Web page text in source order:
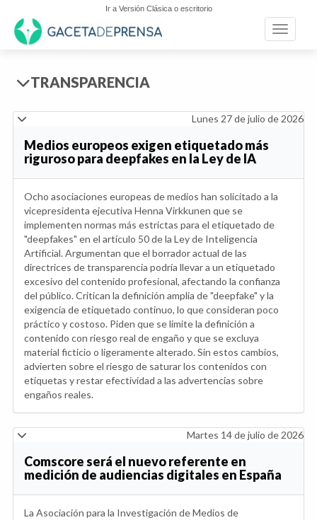
Ir a Versión Clásica o escritorio
Toggle
TRANSPARENCIA
Lunes 27 de julio de 2026
Medios europeos exigen etiquetado más
riguroso para deepfakes en la Ley de IA
Ocho asociaciones europeas de medios han solicitado a la
vicepresidenta ejecutiva Henna Virkkunen que se
implementen normas más estrictas para el etiquetado de
"deepfakes" en el artículo 50 de la Ley de Inteligencia
Artificial. Argumentan que el borrador actual de las
directrices de transparencia podría llevar a un etiquetado
excesivo del contenido profesional, afectando la confianza
del público. Critican la definición amplia de "deepfake" y la
exigencia de etiquetado continuo, lo que consideran poco
práctico y costoso. Piden que se limite la definición a
contenido con riesgo real de engaño y que se excluya
material ficticio o ligeramente alterado. Sin estos cambios,
advierten sobre el riesgo de saturar los contenidos con
etiquetas y restar efectividad a las advertencias sobre
engaños reales.
Martes 14 de julio de 2026
Comscore será el nuevo referente en
medición de audiencias digitales en España
La Asociación para la Investigación de Medios de